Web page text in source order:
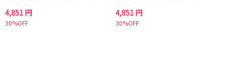
4,851 円
30%OFF
4,851 円
30%OFF